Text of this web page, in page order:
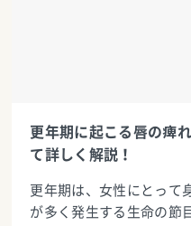
更年期に起こる唇の痺
て詳しく解説！
更年期は、女性にとって
が多く発生する生命の節